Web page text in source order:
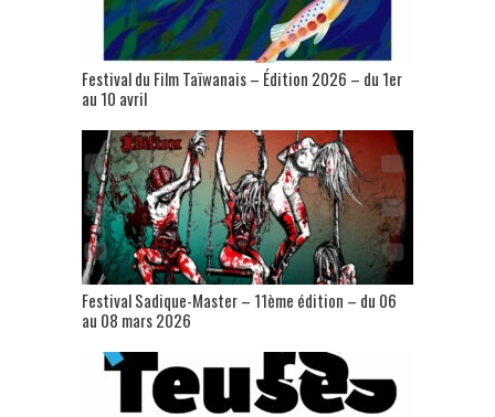
Festival du Film Taïwanais – Édition 2026 – du 1er
au 10 avril
Festival Sadique-Master – 11ème édition – du 06
au 08 mars 2026